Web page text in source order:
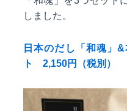
しました。
日本のだし「和魂」
ト 2,150円（税別）